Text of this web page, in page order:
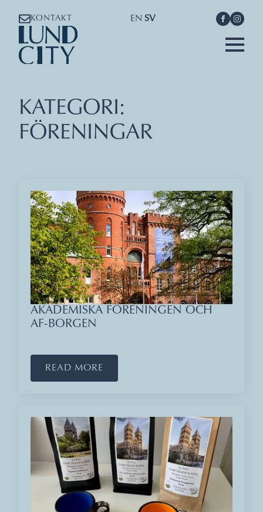
KONTAKT EN SV
KATEGORI:
FÖRENINGAR
AKADEMISKA FÖRENINGEN OCH
AF-BORGEN
READ MORE